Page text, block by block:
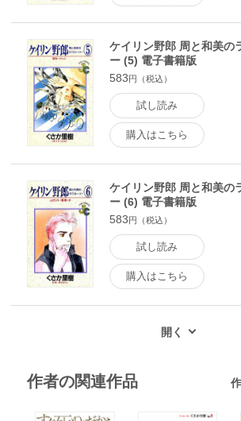
ケイリン野郎 周と和美の
ー (5) 電子書籍版
583円（税込）
試し読み
購入はこちら
ケイリン野郎 周と和美の
ー (6) 電子書籍版
583円（税込）
試し読み
購入はこちら
作者の関連作品